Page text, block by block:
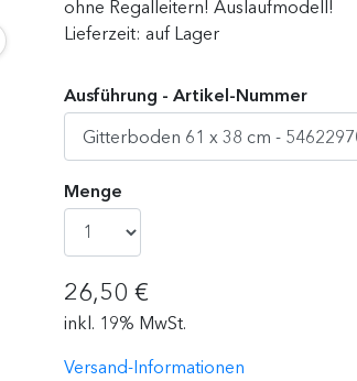
ohne Regalleitern! Auslaufmodell!
Lieferzeit:auf Lager
Ausführung - Artikel-Nummer
Menge
26,50 €
inkl. 19% MwSt.
Versand-Informationen